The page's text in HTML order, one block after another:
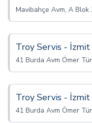
Mavibahçe Avm, A Blok
Troy Servis - İzmit
41 Burda Avm Ömer
Troy Servis - İzmit
41 Burda Avm Ömer